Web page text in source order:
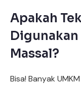
Apakah
Massal?
Bisa! Banyak